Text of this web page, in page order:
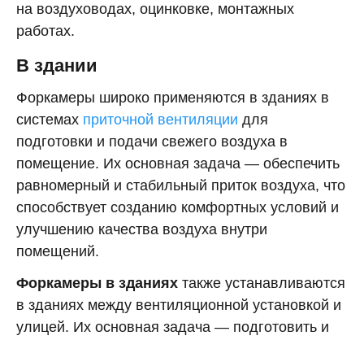
на воздуховодах, оцинковке, монтажных
работах.
В здании
Форкамеры широко применяются в зданиях в
системах приточной вентиляции для
подготовки и подачи свежего воздуха в
помещение. Их основная задача — обеспечить
равномерный и стабильный приток воздуха, что
способствует созданию комфортных условий и
улучшению качества воздуха внутри
помещений.
Форкамеры в зданиях также устанавливаются
в зданиях между вентиляционной установкой и
улицей. Их основная задача — подготовить и